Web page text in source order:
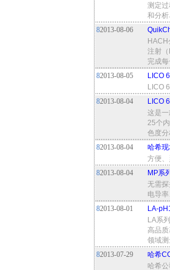
测定
和分
82013-08-06
注射
完成
82013-08-05
LICO
LICO
82013-08-04
LICO
这是
25个
色度
82013-08-04
哈希
方便
82013-08-04
MP系
无需
电导
82013-08-01
LA-
LA系
高品
领域
82013-07-29
哈希
哈希